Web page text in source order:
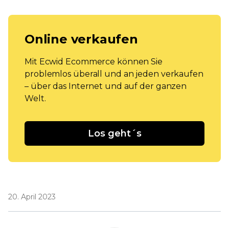
Online verkaufen
Mit Ecwid Ecommerce können Sie
problemlos überall und an jeden verkaufen
– über das Internet und auf der ganzen
Welt.
Los geht´s
20. April 2023